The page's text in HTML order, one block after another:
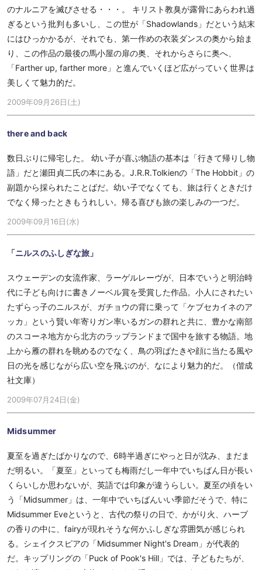
のナルニアを滅びさせる・・・。 キリスト教臭が露骨にあらわれ過
ぎるという批判も多いし、この世が「Shadowlands」だという結末
にはひっかかるが、それでも、第一作めの衣装ダンスの奥から始ま
り、この作品の最後の馬小屋の扉の奥、それからさらに奥へ、
「Farther up, farther more」と進んでいくほど広がっていく世界は
美しくて魅力的だ。
2009年09月26日(土)
there and back
数日ぶりに帰宅した。 幼い子が喜ぶ物語の基本は「行きて帰りし物
語」だと瀬田貞二氏の本にある。J.R.R.Tolkienの「The Hobbit」の
副題から採られたことばだ。幼い子でなくても、旅は行くときだけ
でなく帰ったときもうれしい。帰る喜びも旅の楽しみの一つだ。
2009年09月16日(水)
「ニルスのふしぎな旅」
スウェーデンの女流作家、ラーゲルレーヴが、日本でいうと明治時
代に子ども向けに書きノーベル賞を受賞した作品。小人にされたい
たずらっ子のニルスが、ガチョウの背に乗って「ケブセカイネのア
ッカ」という賢い年寄りガン率いるガンの群れと共に、豊かな南部
のスコーネ地方から北方のラップランドまで国中を旅する物語。地
上から雁の群れを眺めるのでなく、鳥の羽ばたきや顔に当たる風や
日の光を感じながら広い空を飛ぶのが、なにより魅力的だ。（偕成
社文庫）
2009年07月24日(金)
Midsummer
夏至を過ぎたばかりなので、6時半過ぎにやっと日が沈み、まだま
だ明るい。「夏至」といっても梅雨だし一年中でいちばん日が長い
くらいしか思わないが、英語では印象が違うらしい。夏至の頃をい
う「Midsummer」は、一年中でいちばんいい季節だそうで、特に
Midsummer Eveというと、古代の祭りの日で、かがり火、ハーブ
の香りの中に、fairyが現れそうな何かふしぎな雰囲気が感じられ
る。シェイクスピアの「Midsummer Night's Dream」が代表的
だ。キップリングの「Puck of Pook's Hill」では、子どもたちが、